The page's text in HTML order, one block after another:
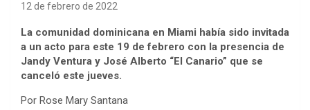
12 de febrero de 2022
La comunidad dominicana en Miami había sido invitada
a un acto para este 19 de febrero con la presencia de
Jandy Ventura y José Alberto “El Canario” que se
canceló este jueves.
Por Rose Mary Santana